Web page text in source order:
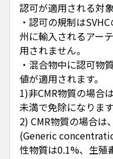
認可が適用される対
・認可の規制は
州に輸入されるアー
用されません。
・混合物中に認可物
値が適用されます。
1)非CMR物質の場合
未満で免除になります
2) CMR物質の場合は
(Generic
性物質は0.1%、生殖